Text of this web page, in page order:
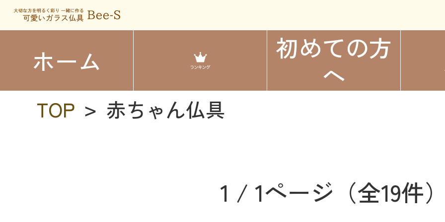
ホーム
初めての方
へ
TOP > 赤ちゃん仏具
1 / 1ページ （全19件